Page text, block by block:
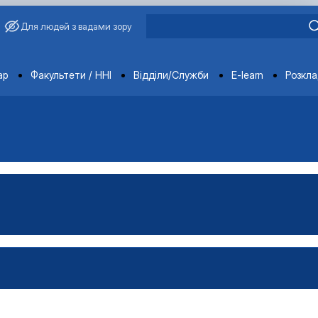
Для людей з вадами зору
Факультети / ННІ Відділи/Служби E-learn